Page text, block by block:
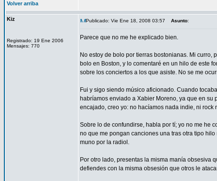
Volver arriba
Kiz
Registrado: 19 Ene 2006
Mensajes: 770
Publicado: Vie Ene 18, 2008 03:57 Asunto:
Parece que no me he explicado bien.
No estoy de bolo por tierras bostonianas. Mi
bolo en Boston, y lo comentaré en un hilo de este
sobre los conciertos a los que asiste. No se me
Fui y sigo siendo músico aficionado. Cuando
habríamos enviado a Xabier Moreno, ya que en
encajado, creo yo: no hacíamos nada indie, ni
Sobre lo de confundirse, habla por tí; yo no me he
no que me pongan canciones una tras otra tipo
muno por la radiol.
Por otro lado, presentas la misma manía obsesiva
defiendes con la misma obsesión que otros le